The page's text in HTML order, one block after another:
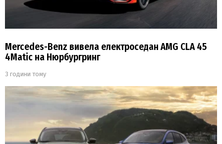
Mercedes-Benz вивела електроседан AMG CLA 45
4Matic на Нюрбургринг
3 години тому